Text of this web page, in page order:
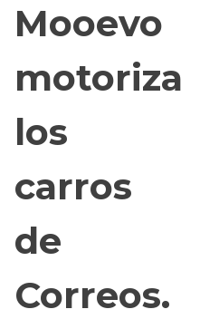
Mooevo
motoriza
los
carros
de
Correos.